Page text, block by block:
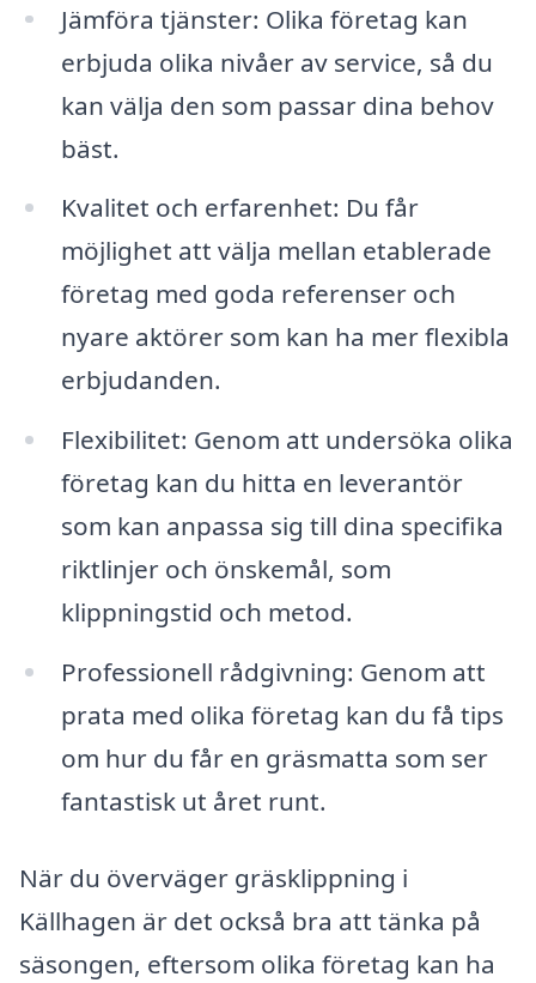
Jämföra tjänster: Olika företag kan
erbjuda olika nivåer av service, så du
kan välja den som passar dina behov
bäst.
Kvalitet och erfarenhet: Du får
möjlighet att välja mellan etablerade
företag med goda referenser och
nyare aktörer som kan ha mer flexibla
erbjudanden.
Flexibilitet: Genom att undersöka olika
företag kan du hitta en leverantör
som kan anpassa sig till dina specifika
riktlinjer och önskemål, som
klippningstid och metod.
Professionell rådgivning: Genom att
prata med olika företag kan du få tips
om hur du får en gräsmatta som ser
fantastisk ut året runt.
När du överväger gräsklippning i
Källhagen är det också bra att tänka på
säsongen, eftersom olika företag kan ha